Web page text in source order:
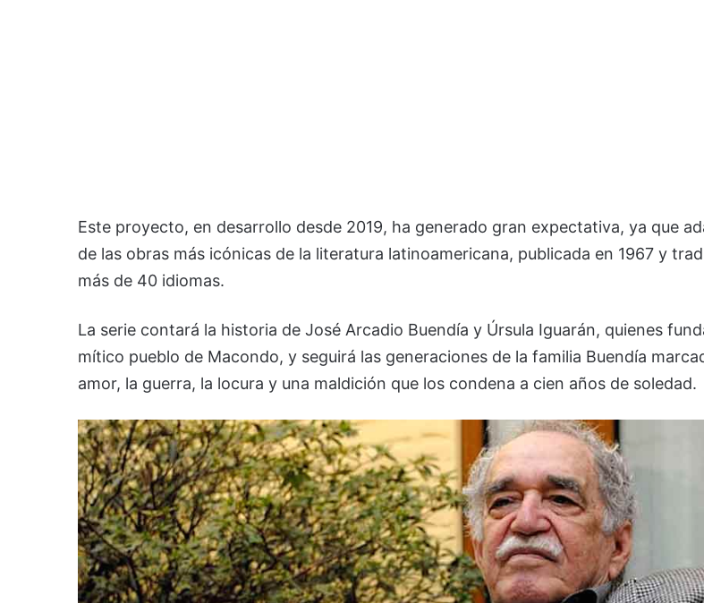
Este proyecto, en desarrollo desde 2019, ha generado gran expectativa, ya que
de las obras más icónicas de la literatura latinoamericana, publicada en 1967 y
más de 40 idiomas.
La serie contará la historia de José Arcadio Buendía y Úrsula Iguarán, quienes
mítico pueblo de Macondo, y seguirá las generaciones de la familia Buendía
amor, la guerra, la locura y una maldición que los condena a cien años de soledad.